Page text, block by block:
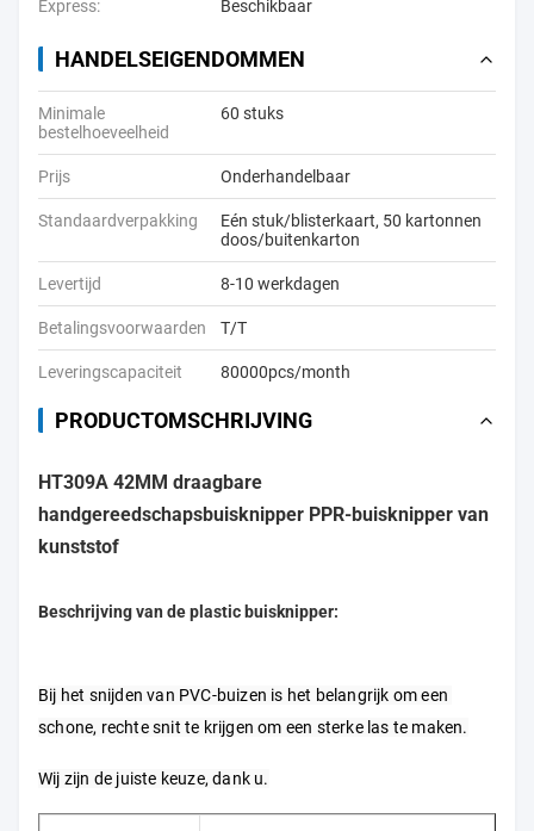
Express: Beschikbaar
HANDELSEIGENDOMMEN
Minimale
bestelhoeveelheid
60 stuks
Prijs Onderhandelbaar
Standaardverpakking
Eén stuk/blisterkaart, 50 kartonnen
doos/buitenkarton
Levertijd 8-10 werkdagen
Betalingsvoorwaarden T/T
Leveringscapaciteit 80000pcs/month
PRODUCTOMSCHRIJVING
HT309A 42MM draagbare
handgereedschapsbuisknipper PPR-buisknipper van
kunststof
Beschrijving van de plastic buisknipper:
Bij het snijden van PVC-buizen is het belangrijk om een
schone, rechte snit te krijgen om een sterke las te maken.
Wij zijn de juiste keuze, dank u.